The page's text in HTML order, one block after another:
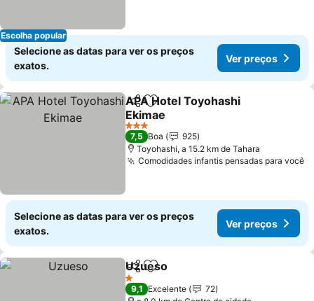
Escolha popular
Selecione as datas para ver os preços
exatos.
Ver preços
PartilharAdicionar aos favoritos
APA Hotel Toyohashi
Ekimae
3 Estrelas
7,5 Boa
925
Toyohashi, a 15.2 km de Tahara
Comodidades infantis pensadas para você
Selecione as datas para ver os preços
exatos.
Ver preços
PartilharAdicionar aos favoritos
Uzueso
1 Estrelas
9,1 Excelente
72